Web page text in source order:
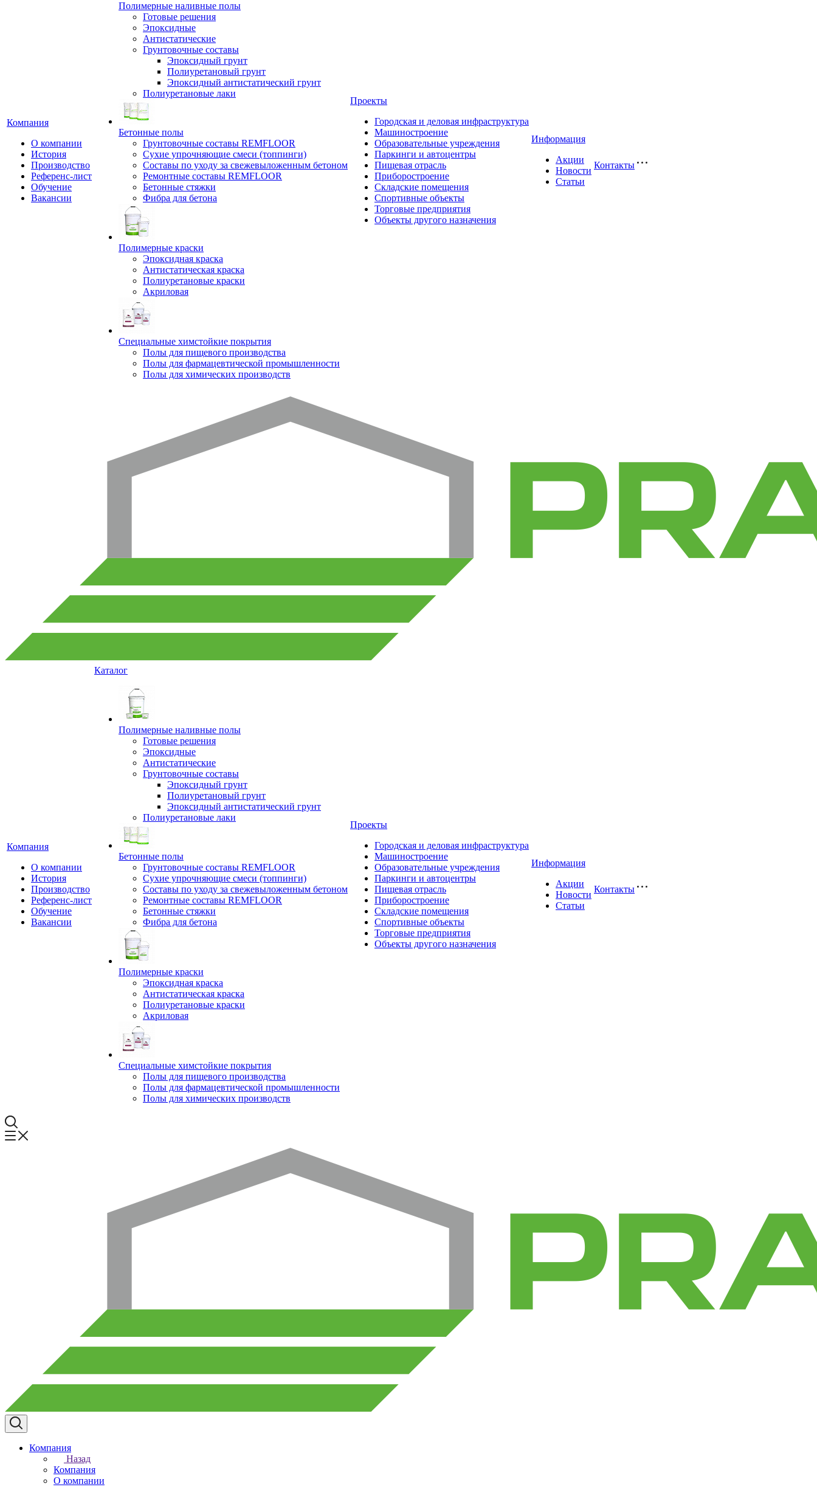
Компания
О компании
История
Производство
Референс-лист
Обучение
Вакансии
Полимерные наливные полы
Готовые решения
Эпоксидные
Антистатические
Грунтовочные составы
Эпоксидный грунт
Полиуретановый грунт
Эпоксидный антистатический грунт
Полиуретановые лаки
Бетонные полы
Грунтовочные составы REMFLOOR
Сухие упрочняющие смеси (топпинги)
Составы по уходу за свежевыложенным бетоном
Ремонтные составы REMFLOOR
Бетонные стяжки
Фибра для бетона
Полимерные краски
Эпоксидная краска
Антистатическая краска
Полиуретановые краски
Акриловая
Специальные химстойкие покрытия
Полы для пищевого производства
Полы для фармацевтической промышленности
Полы для химических производств
Проекты
Городская и деловая инфраструктура
Машиностроение
Образовательные учреждения
Паркинги и автоцентры
Пищевая отрасль
Приборостроение
Складские помещения
Спортивные объекты
Торговые предприятия
Объекты другого назначения
Информация
Акции
Новости
Статьи
Контакты
Компания
О компании
История
Производство
Референс-лист
Обучение
Вакансии
Каталог
Полимерные наливные полы
Готовые решения
Эпоксидные
Антистатические
Грунтовочные составы
Эпоксидный грунт
Полиуретановый грунт
Эпоксидный антистатический грунт
Полиуретановые лаки
Бетонные полы
Грунтовочные составы REMFLOOR
Сухие упрочняющие смеси (топпинги)
Составы по уходу за свежевыложенным бетоном
Ремонтные составы REMFLOOR
Бетонные стяжки
Фибра для бетона
Полимерные краски
Эпоксидная краска
Антистатическая краска
Полиуретановые краски
Акриловая
Специальные химстойкие покрытия
Полы для пищевого производства
Полы для фармацевтической промышленности
Полы для химических производств
Проекты
Городская и деловая инфраструктура
Машиностроение
Образовательные учреждения
Паркинги и автоцентры
Пищевая отрасль
Приборостроение
Складские помещения
Спортивные объекты
Торговые предприятия
Объекты другого назначения
Информация
Акции
Новости
Статьи
Контакты
Компания
Назад
Компания
О компании